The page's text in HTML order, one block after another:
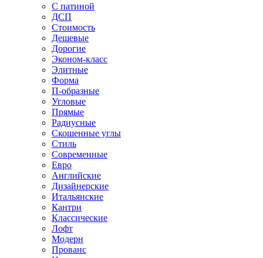
С патиной
ДСП
Стоимость
Дешевые
Дорогие
Эконом-класс
Элитные
Форма
П-образные
Угловые
Прямые
Радиусные
Скошенные углы
Стиль
Современные
Евро
Английские
Дизайнерские
Итальянские
Кантри
Классические
Лофт
Модерн
Прованс